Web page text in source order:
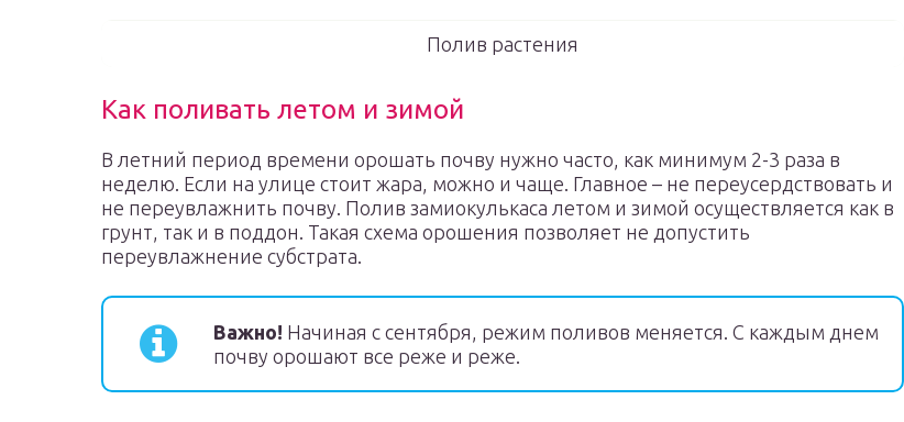
Полив растения
Как поливать летом и зимой
В летний период времени орошать почву нужно часто, как минимум 2-3 раза в
неделю. Если на улице стоит жара, можно и чаще. Главное – не переусердствовать и
не переувлажнить почву. Полив замиокулькаса летом и зимой осуществляется как в
грунт, так и в поддон. Такая схема орошения позволяет не допустить
переувлажнение субстрата.
Важно! Начиная с сентября, режим поливов меняется. С каждым днем
почву орошают все реже и реже.